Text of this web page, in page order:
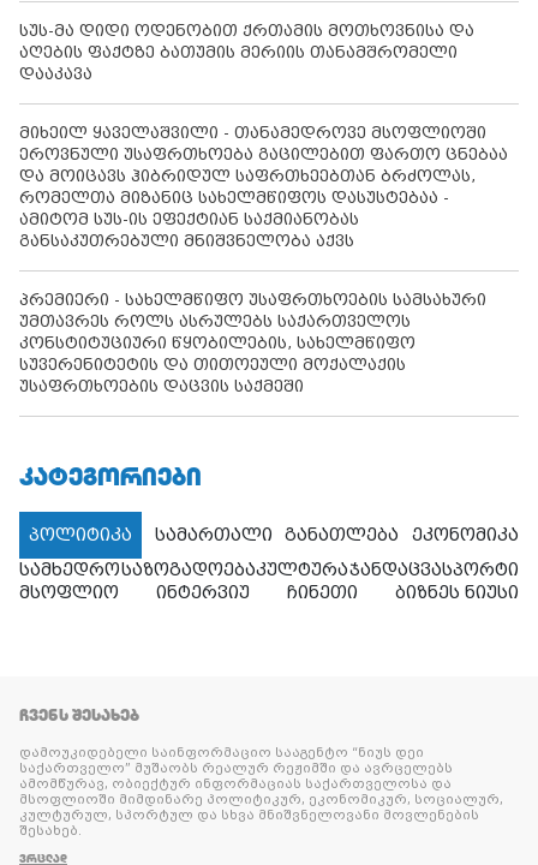
სუს-მა დიდი ოდენობით ქრთამის მოთხოვნისა და
აღების ფაქტზე ბათუმის მერიის თანამშრომელი
დააკავა
მიხეილ ყაველაშვილი - თანამედროვე მსოფლიოში
ეროვნული უსაფრთხოება გაცილებით ფართო ცნებაა
და მოიცავს ჰიბრიდულ საფრთხეებთან ბრძოლას,
რომელთა მიზანიც სახელმწიფოს დასუსტებაა -
ამიტომ სუს-ის ეფექტიან საქმიანობას
განსაკუთრებული მნიშვნელობა აქვს
პრემიერი - სახელმწიფო უსაფრთხოების სამსახური
უმთავრეს როლს ასრულებს საქართველოს
კონსტიტუციური წყობილების, სახელმწიფო
სუვერენიტეტის და თითოეული მოქალაქის
უსაფრთხოების დაცვის საქმეში
ᲙᲐᲢᲔᲒᲝᲠᲘᲔᲑᲘ
პოლიტიკა სამართალი განათლება
ეკონომიკა
სამხედროსაზოგადოებაკულტურაჯანდაცვასპორტი
მსოფლიო
ინტერვიუ ჩინეთი ბიზნეს ნიუსი
ᲩᲕᲔᲜᲡ ᲨᲔᲡᲐᲮᲔᲑ
დამოუკიდებელი საინფორმაციო სააგენტო “ნიუს დეი
საქართველო” მუშაობს რეალურ რეჟიმში და ავრცელებს
ამომწურავ, ობიექტურ ინფორმაციას საქართველოსა და
მსოფლიოში მიმდინარე პოლიტიკურ, ეკონომიკურ, სოციალურ,
კულტურულ, სპორტულ და სხვა მნიშვნელოვანი მოვლენების
შესახებ.
ᲕᲠᲪᲚᲐᲓ